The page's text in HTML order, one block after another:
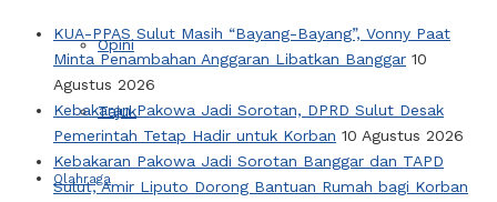
Opini
Tajuk
Olahraga
KUA-PPAS Sulut Masih “Bayang-Bayang”, Vonny Paat
Minta Penambahan Anggaran Libatkan Banggar 10
Agustus 2026
Kebakaran Pakowa Jadi Sorotan, DPRD Sulut Desak
Pemerintah Tetap Hadir untuk Korban 10 Agustus 2026
Kebakaran Pakowa Jadi Sorotan Banggar dan TAPD
Sulut, Amir Liputo Dorong Bantuan Rumah bagi Korban